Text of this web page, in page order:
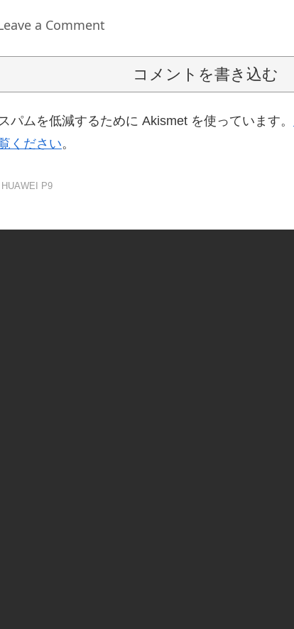
a Comment
コメントを書き込む
パムを低減するために Akismet を使っています。
ください。
HUAWEI P9